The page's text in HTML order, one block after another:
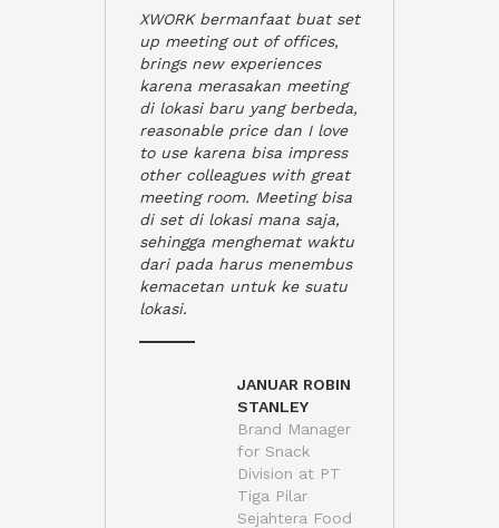
XWORK bermanfaat buat set
up meeting out of offices,
brings new experiences
karena merasakan meeting
di lokasi baru yang berbeda,
reasonable price dan I love
to use karena bisa impress
other colleagues with great
meeting room. Meeting bisa
di set di lokasi mana saja,
sehingga menghemat waktu
dari pada harus menembus
kemacetan untuk ke suatu
lokasi.
JANUAR ROBIN
STANLEY
Brand Manager
for Snack
Division at PT
Tiga Pilar
Sejahtera Food